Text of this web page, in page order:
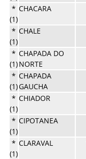
*
(1)
CHACARA
*
(1)
CHALE
*
(1)
CHAPADA DO
NORTE
*
(1)
CHAPADA
GAUCHA
*
(1)
CHIADOR
*
(1)
CIPOTANEA
*
(1)
CLARAVAL